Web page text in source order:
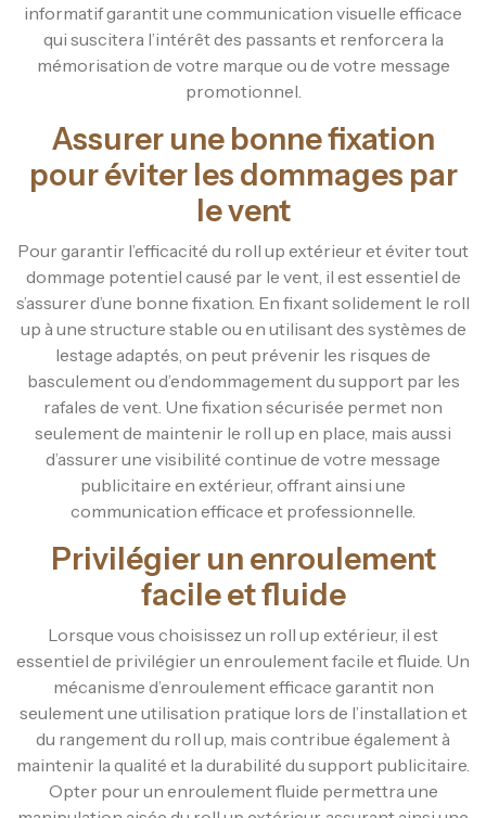
informatif garantit une communication visuelle efficace
qui suscitera l’intérêt des passants et renforcera la
mémorisation de votre marque ou de votre message
promotionnel.
Assurer une bonne fixation
pour éviter les dommages par
le vent
Pour garantir l’efficacité du roll up extérieur et éviter tout
dommage potentiel causé par le vent, il est essentiel de
s’assurer d’une bonne fixation. En fixant solidement le roll
up à une structure stable ou en utilisant des systèmes de
lestage adaptés, on peut prévenir les risques de
basculement ou d’endommagement du support par les
rafales de vent. Une fixation sécurisée permet non
seulement de maintenir le roll up en place, mais aussi
d’assurer une visibilité continue de votre message
publicitaire en extérieur, offrant ainsi une
communication efficace et professionnelle.
Privilégier un enroulement
facile et fluide
Lorsque vous choisissez un roll up extérieur, il est
essentiel de privilégier un enroulement facile et fluide. Un
mécanisme d’enroulement efficace garantit non
seulement une utilisation pratique lors de l’installation et
du rangement du roll up, mais contribue également à
maintenir la qualité et la durabilité du support publicitaire.
Opter pour un enroulement fluide permettra une